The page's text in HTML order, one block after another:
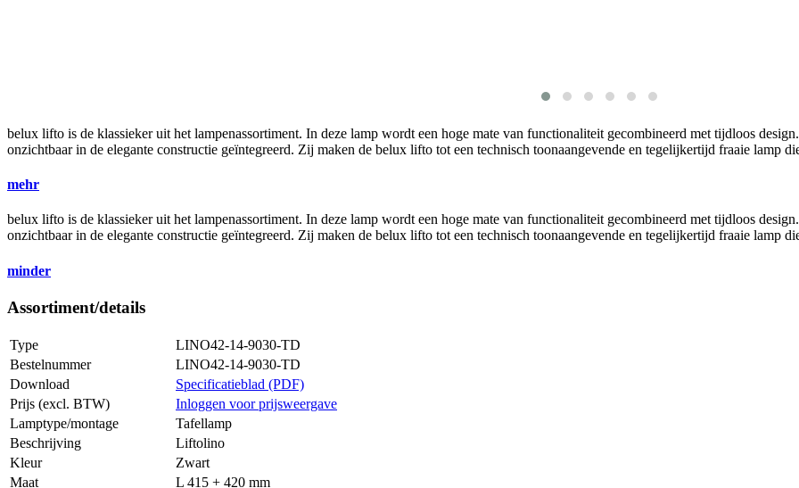
belux lifto is de klassieker uit het lampenassortiment. In deze lamp wordt een hoge mate van functionaliteit gecombineerd met tijdloos
onzichtbaar in de elegante constructie geïntegreerd. Zij maken de belux lifto tot een technisch toonaangevende en tegelijkertijd fraaie lamp
mehr
belux lifto is de klassieker uit het lampenassortiment. In deze lamp wordt een hoge mate van functionaliteit gecombineerd met tijdloos
onzichtbaar in de elegante constructie geïntegreerd. Zij maken de belux lifto tot een technisch toonaangevende en tegelijkertijd fraaie lamp
minder
Assortiment/details
Type
LINO42-14-9030-TD
Bestelnummer
LINO42-14-9030-TD
Download
Specificatieblad (PDF)
Prijs (excl. BTW)
Inloggen voor prijsweergave
Lamptype/montage
Tafellamp
Beschrijving
Liftolino
Kleur
Zwart
Maat
L 415 + 420 mm